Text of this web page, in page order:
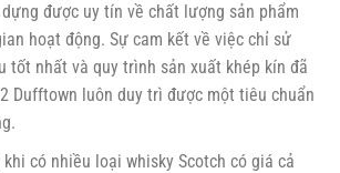
được uy tín về chất lượng sản phẩm
hoạt động. Sự cam kết về việc chỉ sử
tốt nhất và quy trình sản xuất khép kín đã
Dufftown luôn duy trì được một tiêu chuẩn
có nhiều loại whisky Scotch có giá cả